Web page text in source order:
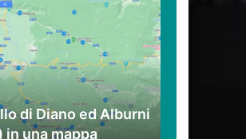
di Diano ed Alburni
una mappa